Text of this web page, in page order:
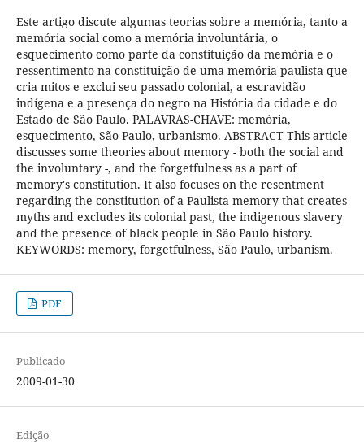
Este artigo discute algumas teorias sobre a memória, tanto a
memória social como a memória involuntária, o
esquecimento como parte da constituição da memória e o
ressentimento na constituição de uma memória paulista que
cria mitos e exclui seu passado colonial, a escravidão
indígena e a presença do negro na História da cidade e do
Estado de São Paulo. PALAVRAS-CHAVE: memória,
esquecimento, São Paulo, urbanismo. ABSTRACT This article
discusses some theories about memory - both the social and
the involuntary -, and the forgetfulness as a part of
memory's constitution. It also focuses on the resentment
regarding the constitution of a Paulista memory that creates
myths and excludes its colonial past, the indigenous slavery
and the presence of black people in São Paulo history.
KEYWORDS: memory, forgetfulness, São Paulo, urbanism.
PDF
Publicado
2009-01-30
Edição